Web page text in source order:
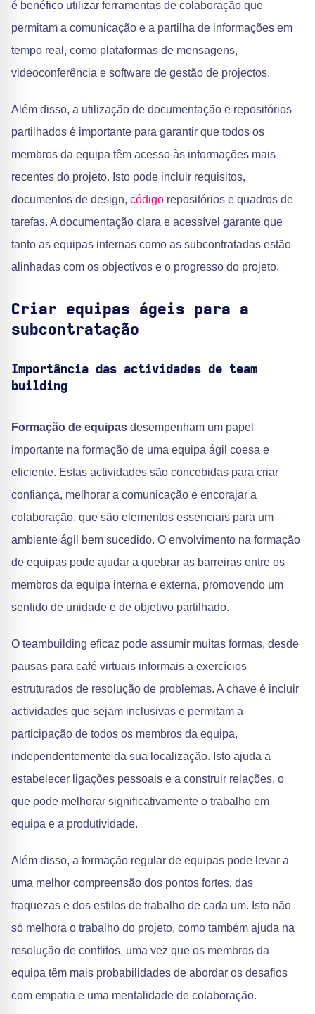
é benéfico utilizar ferramentas de colaboração que
permitam a comunicação e a partilha de informações em
tempo real, como plataformas de mensagens,
videoconferência e software de gestão de projectos.
Além disso, a utilização de documentação e repositórios
partilhados é importante para garantir que todos os
membros da equipa têm acesso às informações mais
recentes do projeto. Isto pode incluir requisitos,
documentos de design, código repositórios e quadros de
tarefas. A documentação clara e acessível garante que
tanto as equipas internas como as subcontratadas estão
alinhadas com os objectivos e o progresso do projeto.
Criar equipas ágeis para a
subcontratação
Importância das actividades de team
building
Formação de equipas desempenham um papel
importante na formação de uma equipa ágil coesa e
eficiente. Estas actividades são concebidas para criar
confiança, melhorar a comunicação e encorajar a
colaboração, que são elementos essenciais para um
ambiente ágil bem sucedido. O envolvimento na formação
de equipas pode ajudar a quebrar as barreiras entre os
membros da equipa interna e externa, promovendo um
sentido de unidade e de objetivo partilhado.
O teambuilding eficaz pode assumir muitas formas, desde
pausas para café virtuais informais a exercícios
estruturados de resolução de problemas. A chave é incluir
actividades que sejam inclusivas e permitam a
participação de todos os membros da equipa,
independentemente da sua localização. Isto ajuda a
estabelecer ligações pessoais e a construir relações, o
que pode melhorar significativamente o trabalho em
equipa e a produtividade.
Além disso, a formação regular de equipas pode levar a
uma melhor compreensão dos pontos fortes, das
fraquezas e dos estilos de trabalho de cada um. Isto não
só melhora o trabalho do projeto, como também ajuda na
resolução de conflitos, uma vez que os membros da
equipa têm mais probabilidades de abordar os desafios
com empatia e uma mentalidade de colaboração.